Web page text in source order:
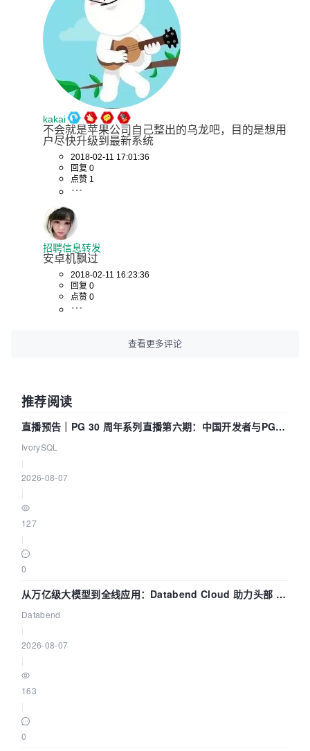
kakai
不会就是苹果公司自己整出的乌龙吧，目的是想用
户尽快升级到最新系统
2018-02-11 17:01:36
回复 0
点赞 1
招聘信息转发
安卓机飘过
2018-02-11 16:23:36
回复 0
点赞 0
查看更多评论
推荐阅读
直播预告｜PG 30 周年系列直播第六期：中国开发者与PG内
核——我们改得动吗？我们贡献了什么？
IvorySQL
2026-08-07
127
0
从万亿级大模型到全线应用：Databend Cloud 助力头部 AI
企业构建全链路 Trace 数据管道
Databend
2026-08-07
163
0